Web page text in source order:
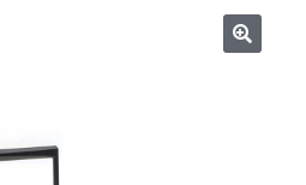
tason
valikko
Laajenna
alemman